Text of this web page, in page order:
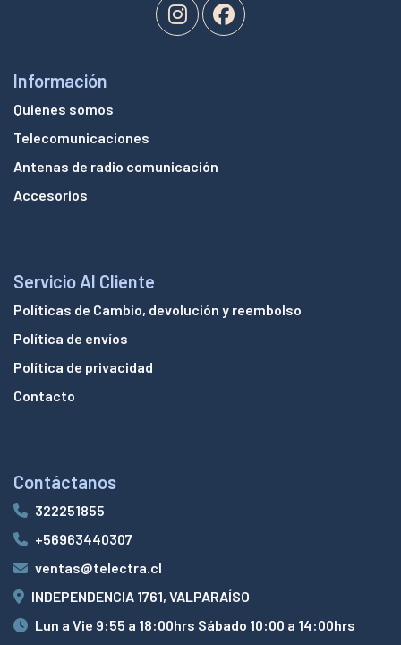
Información
Quienes somos
Telecomunicaciones
Antenas de radio comunicación
Accesorios
Servicio Al Cliente
Políticas de Cambio, devolución y reembolso
Política de envíos
Política de privacidad
Contacto
Contáctanos
322251855
+56963440307
ventas@telectra.cl
INDEPENDENCIA 1761, VALPARAÍSO
Lun a Vie 9:55 a 18:00hrs Sábado 10:00 a 14:00hrs